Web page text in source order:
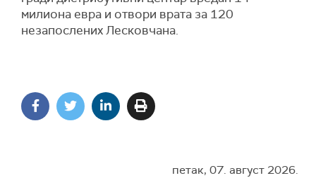
милиона евра и отвори врата за 120
незапослених Лесковчана.
петак, 07. август 2026.